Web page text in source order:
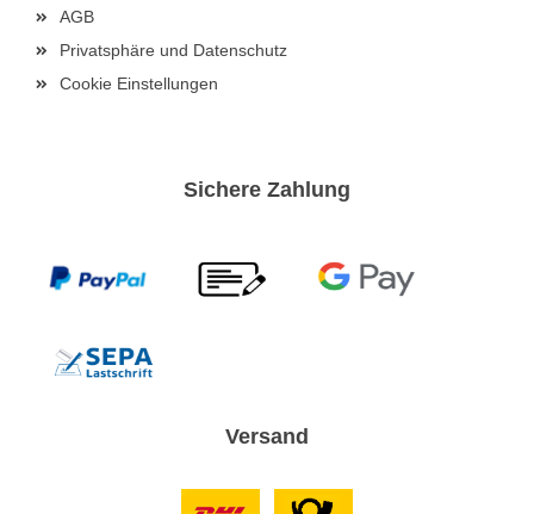
AGB
Privatsphäre und Datenschutz
Cookie Einstellungen
Sichere Zahlung
Versand